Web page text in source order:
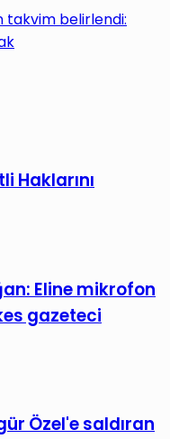
takvim belirlendi:
Haklarını
Eline mikrofon
gazeteci
Özel'e saldıran